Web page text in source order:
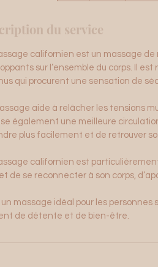
du service
californien est un massage
sur l’ensemble du corps. Il
qui procurent une sensation de
aide à relâcher les tensions
également une meilleure
plus facilement et de retrouver
californien est
de se reconnecter à son corps,
un massage idéal pour les
de détente et de bien-être.